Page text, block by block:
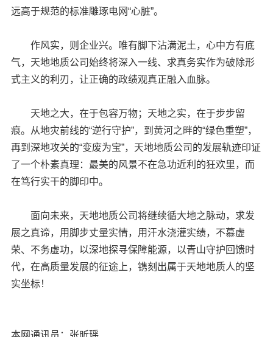
远高于规范的标准雕琢电网“心脏”。
作风实，则企业兴。唯有脚下沾满泥土，心中方有底
气，天地地质公司始终将深入一线、求真务实作为破除形
式主义的利刃，让正确的政绩观真正融入血脉。
天地之大，在于包容万物；天地之实，在于步步留
痕。从地灾前线的“逆行守护”，到黄河之畔的“绿色重塑”，
再到深地攻关的“变废为宝”，天地地质公司的发展轨迹印证
了一个朴素真理：最美的风景不在急功近利的狂欢里，而
在笃行实干的脚印中。
面向未来，天地地质公司将继续循大地之脉动，求发
展之真谛，用脚步丈量实情，用汗水浇灌实绩，不慕虚
荣、不务虚功，以深地探寻保障能源，以青山守护回馈时
代，在高质量发展的征途上，镌刻出属于天地地质人的坚
实坐标！
本网通讯员：张昕瑶